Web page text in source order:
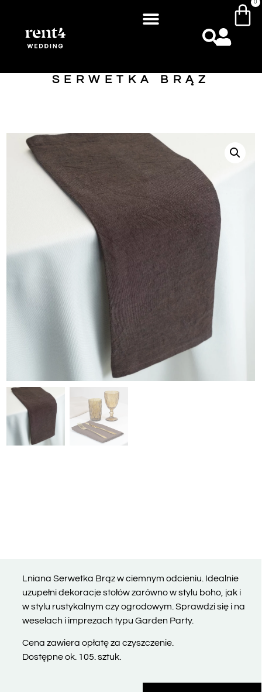
0
SERWETKA BRĄZ
Lniana Serwetka Brąz w ciemnym odcieniu. Idealnie
uzupełni dekoracje stołów zarówno w stylu boho, jak i
w stylu rustykalnym czy ogrodowym. Sprawdzi się i na
weselach i imprezach typu Garden Party.
Cena zawiera opłatę za czyszczenie.
Dostępne ok. 105. sztuk.